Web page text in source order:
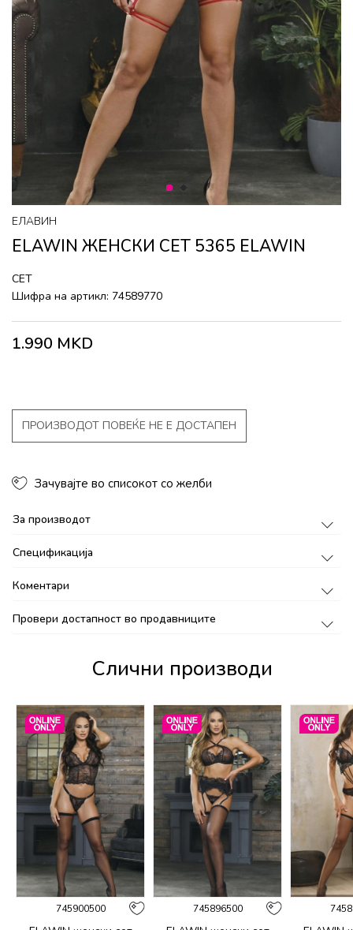
1 2
ЕЛАВИН
ELAWIN ЖЕНСКИ СЕТ 5365 ELAWIN
СЕТ
Шифра на артикл: 74589770
1.990 MKD
ПРОИЗВОДОТ ПОВЕЌЕ НЕ Е ДОСТАПЕН
Зачувајте во списокот со желби
За производот
Спецификација
Коментари
Провери достапност во продавниците
Слични производи
745900500 745896500